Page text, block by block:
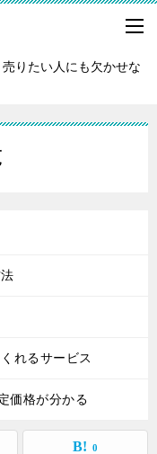
りたい人にも欠かせな
れるサービス
価格が分かる
0